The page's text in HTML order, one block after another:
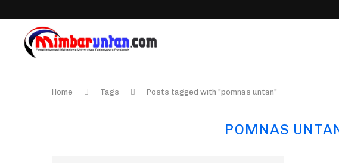
Home Tags Posts tagged with "pomnas untan"
POMNAS